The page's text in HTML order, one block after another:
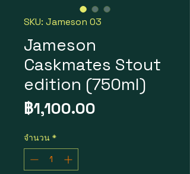
SKU: Jameson 03
Jameson
Caskmates Stout
edition (750ml)
฿1,100.00
จำนวน *